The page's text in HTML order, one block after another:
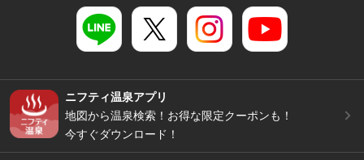
ニフティ温泉アプリ
地図から温泉検索！お得な限定クーポンも！
今すぐダウンロード！